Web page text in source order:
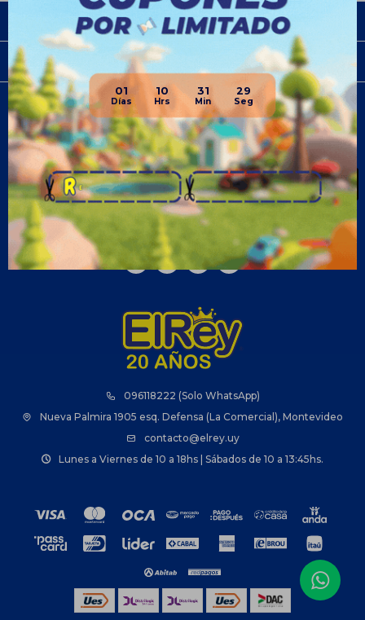
01 10 31 29
096118222 (Solo WhatsApp)
Nueva Palmira 1905 esq. Defensa (La Comercial), Montevideo
contacto@elrey.uy
Lunes a Viernes de 10 a 18hs | Sábados de 10 a 13:45hs.
Compra
Newsletter
¡Suscribite y recibí todas nuestras novedades!
SUSCRIBIRME
¡Seguinos!
